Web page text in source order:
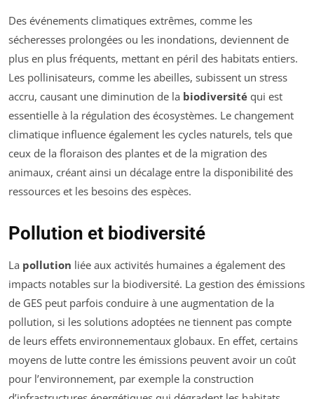
Des événements climatiques extrêmes, comme les
sécheresses prolongées ou les inondations, deviennent de
plus en plus fréquents, mettant en péril des habitats entiers.
Les pollinisateurs, comme les abeilles, subissent un stress
accru, causant une diminution de la biodiversité qui est
essentielle à la régulation des écosystèmes. Le changement
climatique influence également les cycles naturels, tels que
ceux de la floraison des plantes et de la migration des
animaux, créant ainsi un décalage entre la disponibilité des
ressources et les besoins des espèces.
Pollution et biodiversité
La pollution liée aux activités humaines a également des
impacts notables sur la biodiversité. La gestion des émissions
de GES peut parfois conduire à une augmentation de la
pollution, si les solutions adoptées ne tiennent pas compte
de leurs effets environnementaux globaux. En effet, certains
moyens de lutte contre les émissions peuvent avoir un coût
pour l’environnement, par exemple la construction